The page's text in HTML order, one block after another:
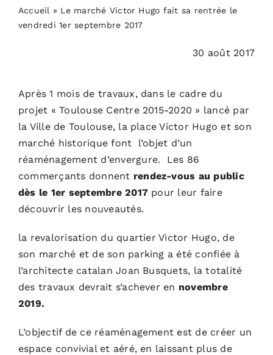
Accueil » Le marché Victor Hugo fait sa rentrée le
vendredi 1er septembre 2017
30 août 2017
Après 1 mois de travaux, dans le cadre du
projet « Toulouse Centre 2015-2020 » lancé par
la Ville de Toulouse, la place Victor Hugo et son
marché historique font l’objet d’un
réaménagement d’envergure. Les 86
commerçants donnent rendez-vous au public
dès le 1er septembre 2017 pour leur faire
découvrir les nouveautés.
la revalorisation du quartier Victor Hugo, de
son marché et de son parking a été confiée à
l’architecte catalan Joan Busquets, la totalité
des travaux devrait s’achever en novembre
2019.
L’objectif de ce réaménagement est de créer un
espace convivial et aéré, en laissant plus de
ACTUALITÉS
CONTACT